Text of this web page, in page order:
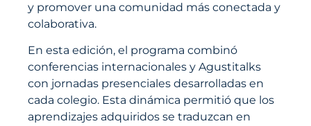
y promover una comunidad más conectada y
colaborativa.
En esta edición, el programa combinó
conferencias internacionales y Agustitalks
con jornadas presenciales desarrolladas en
cada colegio. Esta dinámica permitió que los
aprendizajes adquiridos se traduzcan en